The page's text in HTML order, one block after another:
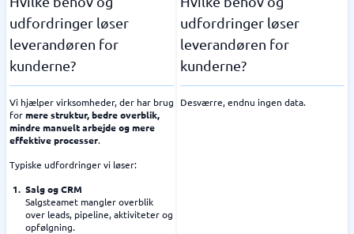
udfordringer løser
leverandøren for
kunderne?
Vi hjælper virksomheder, der har brug
formere struktur, bedre overblik,
mindre manuelt arbejde og mere
effektive processer.
Typiske udfordringer vi løser:
Salg og CRM
Salgsteamet mangler overblik
over leads, pipeline, aktiviteter og
opfølgning.
udfordringer løser
leverandøren for
kunderne?
Desværre, endnu ingen data.